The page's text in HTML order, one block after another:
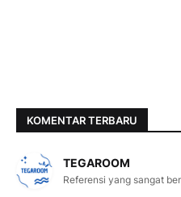
KOMENTAR TERBARU
TEGAROOM
Referensi yang sangat